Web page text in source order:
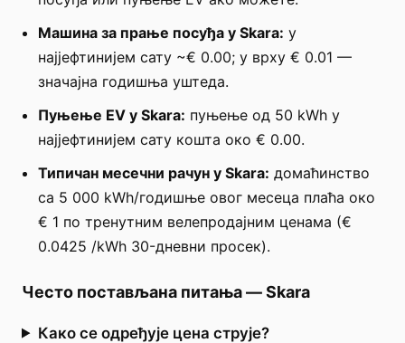
Машина за прање посуђа у Skara: у
најјефтинијем сату ~€ 0.00; у врху € 0.01 —
значајна годишња уштеда.
Пуњење EV у Skara: пуњење од 50 kWh у
најјефтинијем сату кошта око € 0.00.
Типичан месечни рачун у Skara: домаћинство
са 5 000 kWh/годишње овог месеца плаћа око
€ 1 по тренутним велепродајним ценама (€
0.0425 /kWh 30-дневни просек).
Често постављана питања—Skara
Како се одређује цена струје?